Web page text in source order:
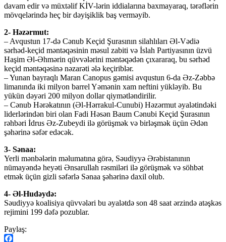
davam edir və müxtəlif KİV-lərin iddialarına baxmayaraq, tərəflərin
mövqelərində heç bir dəyişiklik baş verməyib.
2- Həzərmut:
– Avqustun 17-də Cənub Keçid Şurasının silahlıları Əl-Vədiə
sərhəd-keçid məntəqəsinin məsul zabiti və İslah Partiyasının üzvü
Haşim Əl-Əhmərin qüvvələrini məntəqədən çıxararaq, bu sərhəd
keçid məntəqəsinə nəzarəti ələ keçiriblər.
– Yunan bayraqlı Maran Canopus gəmisi avqustun 6-da Əz-Zəbbə
limanında iki milyon barrel Yəmənin xam neftini yükləyib. Bu
yükün dəyəri 200 milyon dollar qiymətləndirilir.
– Cənub Hərəkatının (Əl-Hərrakul-Cunubi) Həzərmut əyalətindəki
liderlərindən biri olan Fadi Həsən Baum Cənubi Keçid Şurasının
rəhbəri İdrus Əz-Zubeydi ilə görüşmək və birləşmək üçün Ədən
şəhərinə səfər edəcək.
3- Sənaa:
Yerli mənbələrin məlumatına görə, Səudiyyə Ərəbistanının
nümayəndə heyəti Ənsarullah rəsmiləri ilə görüşmək və söhbət
etmək üçün gizli səfərlə Sənaa şəhərinə daxil olub.
4- Əl-Hudəydə:
Səudiyyə koalisiya qüvvələri bu əyalətdə son 48 saat ərzində atəşkəs
rejimini 199 dəfə pozublar.
Paylaş: